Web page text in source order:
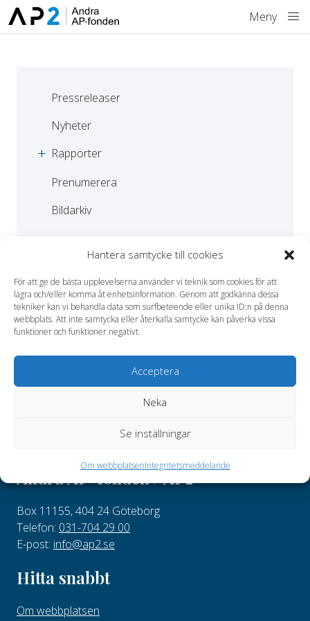
Hantera samtycke till cookies
För att ge de bästa upplevelserna använder vi teknik som cookies för att
lagra och/eller komma åt enhetsinformation. Genom att godkänna dessa
tekniker kan vi behandla data som surfbeteende eller unika ID:n på denna
webbplats. Att inte samtycka eller återkalla samtycke kan påverka vissa
funktioner och funktioner negativt.
Acceptera
Neka
Se inställningar
Om webbplatsenIntegritetsmeddelande
Hoppa till innehåll
Meny
Pressreleaser
Nyheter
Rapporter
Prenumerera
Bildarkiv
Ola Alfredsson – ny i
styrelsen
har utsetts till ledamot i Andra AP-fondens styrelse.
Andra AP-fonden / AP2
Box 11155, 404 24 Göteborg
Telefon: 031-704 29 00
E-post: info@ap2.se
Hitta snabbt
Om webbplatsen